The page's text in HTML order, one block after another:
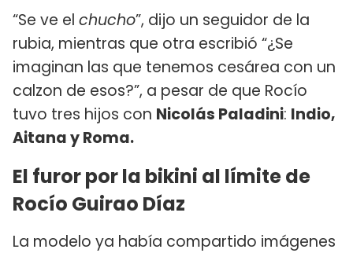
“Se ve el chucho”, dijo un seguidor de la
rubia, mientras que otra escribió “¿Se
imaginan las que tenemos cesárea con un
calzon de esos?”, a pesar de que Rocío
tuvo tres hijos con Nicolás Paladini: Indio,
Aitana y Roma.
El furor por la bikini al límite de
Rocío Guirao Díaz
La modelo ya había compartido imágenes